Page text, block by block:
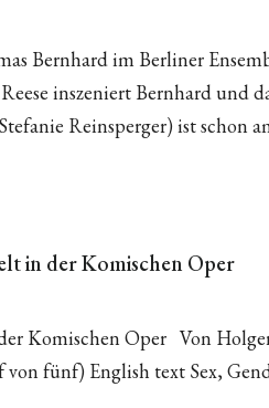
Bernhard im Berliner
inszeniert Bernhard und
Reinsperger) ist schon
in der Komischen Oper
Komischen Oper Von Holger
fünf) English text Sex,